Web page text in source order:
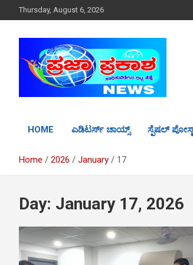
k
Thursday, August 6, 2026
HOME ಎಡಿಟರ್ಸ್ ಚಾಯ್ಸ್ ಸ್ಪೆಷಲ್
Home 2026 January 17
Day: January 17, 2026